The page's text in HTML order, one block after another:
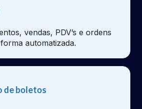
vendas, PDV’s e ordens
automatizada.
de boletos